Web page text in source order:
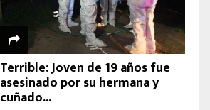
Terrible: Joven de 19 años fue
asesinado por su hermana y
cuñado...